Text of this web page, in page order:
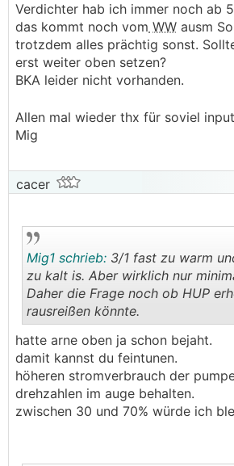
Verdichter hab ich immer noch ab
das kommt noch vom WW ausm
trotzdem alles prächtig sonst.
erst weiter oben setzen?
BKA leider nicht vorhanden.
Allen mal wieder thx für soviel input
Mig
cacer
..
Mig1 schrieb: 3/1 fast zu warm
zu kalt is. Aber wirklich nur
Daher die Frage noch ob HUP
rausreißen könnte.
hatte arne oben ja schon bejaht.
damit kannst du feintunen.
höheren stromverbrauch der
drehzahlen im auge behalten.
zwischen 30 und 70% würde ich